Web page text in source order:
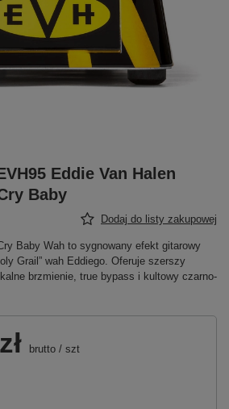
Eddie Van Halen
Baby
Dodaj do listy zakupowej
Baby Wah to sygnowany efekt gitarowy
Grail” wah Eddiego. Oferuje szerszy
brzmienie, true bypass i kultowy czarno-
brutto / szt